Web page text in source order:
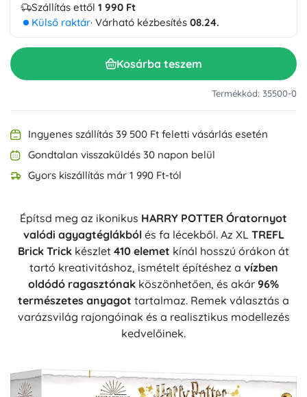
Szállítás ettől 1 990 Ft
Külső raktár· Várható kézbesítés 08.24.
Kosárba teszem
Termékkód: 35500-0
Ingyenes szállítás 39 500 Ft feletti vásárlás esetén
Gondtalan visszaküldés 30 napon belül
Gyors kiszállítás már 1 990 Ft-tól
Építsd meg az ikonikus HARRY POTTER Óratornyot
valódi agyagtéglákbólés fa lécekből. Az XL TREFL
Brick Trick készlet 410 elemet kínál hosszú órákon át
tartó kreativitáshoz, ismételt építéshez a vízben
oldódó ragasztónak köszönhetően, és akár 96%
természetes anyagot tartalmaz. Remek választás a
varázsvilág rajongóinak és a realisztikus modellezés
kedvelőinek.